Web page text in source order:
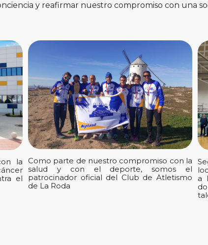
y reafirmar nuestro compromiso con una
la
el
Como parte de nuestro compromiso con la
salud y con el deporte, somos el
patrocinador oficial del Club de Atletismo
de La Roda
a